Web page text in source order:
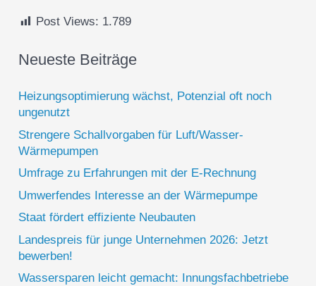
Post Views: 1.789
Neueste Beiträge
Heizungsoptimierung wächst, Potenzial oft noch
ungenutzt
Strengere Schallvorgaben für Luft/Wasser-
Wärmepumpen
Umfrage zu Erfahrungen mit der E-Rechnung
Umwerfendes Interesse an der Wärmepumpe
Staat fördert effiziente Neubauten
Landespreis für junge Unternehmen 2026: Jetzt
bewerben!
Wassersparen leicht gemacht: Innungsfachbetriebe